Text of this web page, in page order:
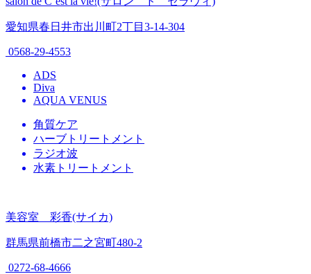
愛知県春日井市出川町2丁目3-14-304
0568-29-4553
ADS
Diva
AQUA VENUS
角質ケア
ハーブトリートメント
ラジオ波
水素トリートメント
美容室 彩香(サイカ)
群馬県前橋市二之宮町480-2
0272-68-4666